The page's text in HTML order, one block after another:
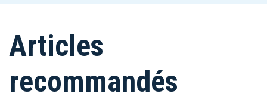
Articles
recommandés